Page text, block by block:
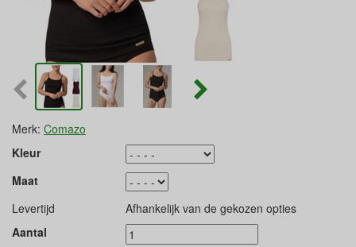
Merk: Comazo
Kleur
Maat
Levertijd
Afhankelijk van de gekozen opties
Aantal